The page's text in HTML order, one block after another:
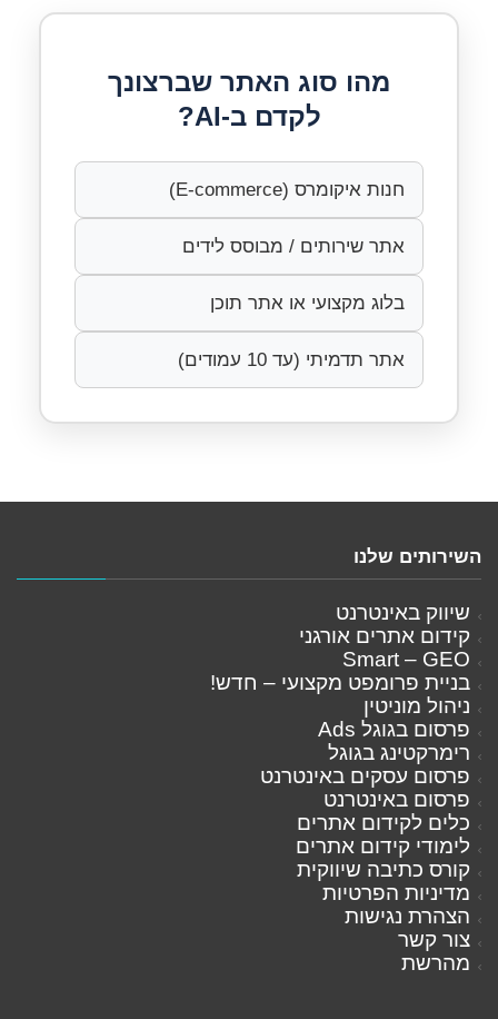
מהו סוג האתר שברצונך
לקדם ב-AI?
חנות איקומרס (E-commerce)
אתר שירותים / מבוסס לידים
בלוג מקצועי או אתר תוכן
אתר תדמיתי (עד 10 עמודים)
השירותים שלנו
שיווק באינטרנט
קידום אתרים אורגני
Smart – GEO
בניית פרומפט מקצועי – חדש!
ניהול מוניטין
פרסום בגוגל Ads
רימרקטינג בגוגל
פרסום עסקים באינטרנט
פרסום באינטרנט
כלים לקידום אתרים
לימודי קידום אתרים
קורס כתיבה שיווקית
מדיניות הפרטיות
הצהרת נגישות
צור קשר
מהרשת